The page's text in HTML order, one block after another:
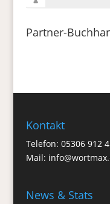
Partner-
Kontakt
Telefon: 05306 912
Mail:
News & Stats